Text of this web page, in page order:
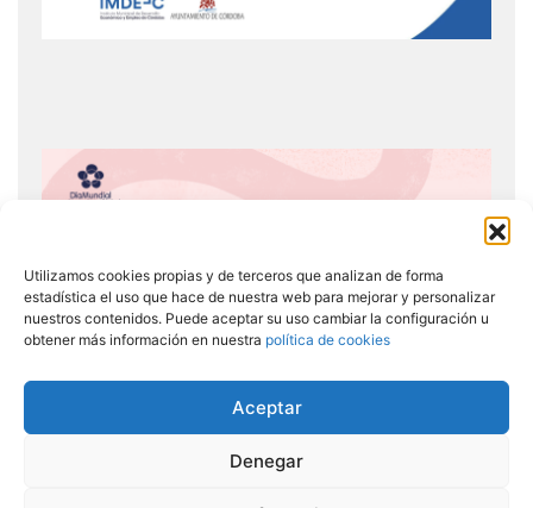
Utilizamos cookies propias y de terceros que analizan de forma
estadística el uso que hace de nuestra web para mejorar y personalizar
nuestros contenidos. Puede aceptar su uso cambiar la configuración u
obtener más información en nuestra política de cookies
Aceptar
Denegar